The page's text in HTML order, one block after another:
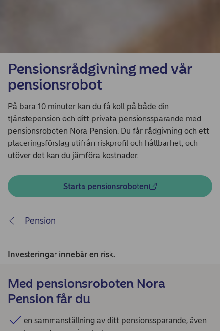
Pensionsrådgivning med vår
pensionsrobot
På bara 10 minuter kan du få koll på både din
tjänstepension och ditt privata pensionssparande med
pensionsroboten Nora Pension. Du får rådgivning och ett
placeringsförslag utifrån riskprofil och hållbarhet, och
utöver det kan du jämföra kostnader.
Starta pensionsroboten
Pension
Investeringar innebär en risk.
Med pensionsroboten Nora
Pension får du
en sammanställning av ditt pensionssparande, även